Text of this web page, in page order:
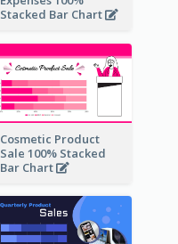
Stacked Bar Chart
Cosmetic Product
Sale 100% Stacked
Bar Chart